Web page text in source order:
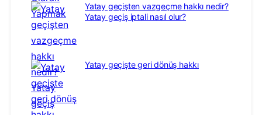
Yatay geçişten vazgeçme hakkı nedir?
Yatay geçiş iptali nasıl olur?
Yatay geçişte geri dönüş hakkı